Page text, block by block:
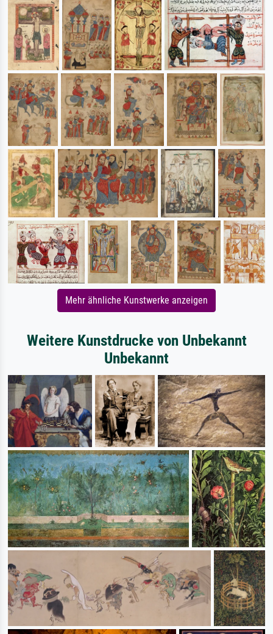
Mehr ähnliche Kunstwerke anzeigen
Weitere Kunstdrucke von Unbekannt
Unbekannt